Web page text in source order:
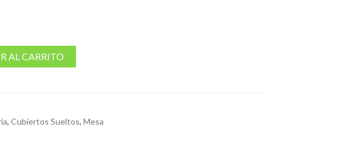
AL CARRITO
,Cubiertos Sueltos,Mesa